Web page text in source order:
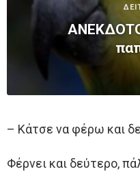
– Κάτσε να φέρω και
Φέρνει και δεύτερο,